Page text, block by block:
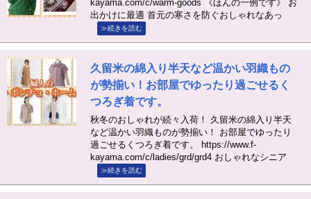
kayama.com/c/warm-goods 《ほんの一例です》 お
出かけに最適 首元の寒さを防ぐおしゃれなあっ
≫続きを読む
久留米の綿入り半天など温かい羽織もの
が勢揃い！お部屋でゆったり過ごせるく
つろぎ着です。
秋冬のおしゃれが続々入荷！ 久留米の綿入り半天
など温かい羽織ものが勢揃い！ お部屋でゆったり
過ごせるくつろぎ着です。 https://www.f-
kayama.com/c/ladies/grd/grd4 おしゃれなシニア
≫続きを読む